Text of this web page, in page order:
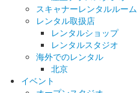
スキャナーレンタルルーム
レンタル取扱店
レンタルショップ
レンタルスタジオ
海外でのレンタル
北京
イベント